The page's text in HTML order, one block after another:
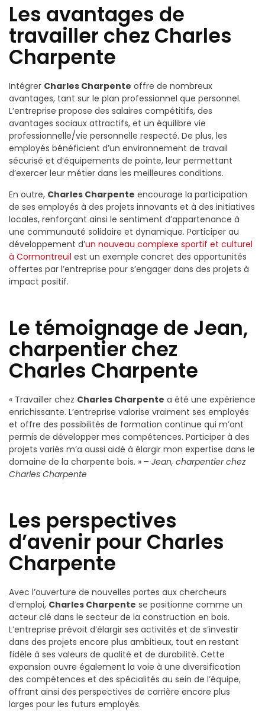
Les avantages de
travailler chez Charles
Charpente
Intégrer Charles Charpente offre de nombreux
avantages, tant sur le plan professionnel que personnel.
L’entreprise propose des salaires compétitifs, des
avantages sociaux attractifs, et un équilibre vie
professionnelle/vie personnelle respecté. De plus, les
employés bénéficient d’un environnement de travail
sécurisé et d’équipements de pointe, leur permettant
d’exercer leur métier dans les meilleures conditions.
En outre, Charles Charpente encourage la participation
de ses employés à des projets innovants et à des initiatives
locales, renforçant ainsi le sentiment d’appartenance à
une communauté solidaire et dynamique. Participer au
développement d’un nouveau complexe sportif et culturel
à Cormontreuil est un exemple concret des opportunités
offertes par l’entreprise pour s’engager dans des projets à
impact positif.
Le témoignage de Jean,
charpentier chez
Charles Charpente
« Travailler chez Charles Charpente a été une expérience
enrichissante. L’entreprise valorise vraiment ses employés
et offre des possibilités de formation continue qui m’ont
permis de développer mes compétences. Participer à des
projets variés m’a aussi aidé à élargir mon expertise dans le
domaine de la charpente bois. » – Jean, charpentier chez
Charles Charpente
Les perspectives
d’avenir pour Charles
Charpente
Avec l’ouverture de nouvelles portes aux chercheurs
d’emploi, Charles Charpente se positionne comme un
acteur clé dans le secteur de la construction en bois.
L’entreprise prévoit d’élargir ses activités et de s’investir
dans des projets encore plus ambitieux, tout en restant
fidèle à ses valeurs de qualité et de durabilité. Cette
expansion ouvre également la voie à une diversification
des compétences et des spécialités au sein de l’équipe,
offrant ainsi des perspectives de carrière encore plus
larges pour les futurs employés.